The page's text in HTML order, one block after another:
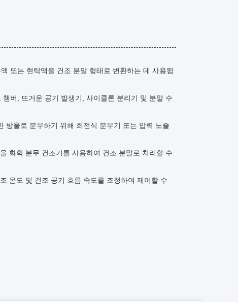
또는 현탁액을 건조 분말 형태로 변환하는 데 사용됩
버, 뜨거운 공기 발생기, 사이클론 분리기 및 분말 수
방울로 분무하기 위해 회전식 분무기 또는 압력 노즐
화학 분무 건조기를 사용하여 건조 분말로 처리할 수
온도 및 건조 공기 흐름 속도를 조정하여 제어할 수